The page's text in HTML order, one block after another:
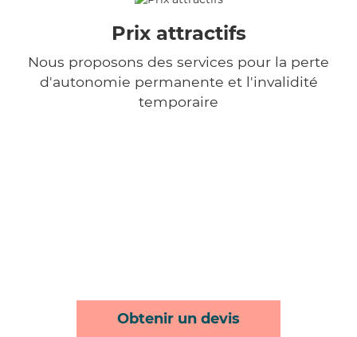
Prix attractifs
Nous proposons des services pour la perte
d'autonomie permanente et l'invalidité
temporaire
Obtenir un devis